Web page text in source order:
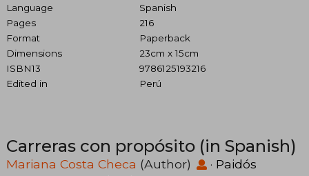
Language
Spanish
Pages
216
Format
Paperback
Dimensions
23cm x 15cm
ISBN13
9786125193216
Edited in
Perú
Carreras con propósito (in Spanish)
Mariana Costa Checa (Author) · Paidós